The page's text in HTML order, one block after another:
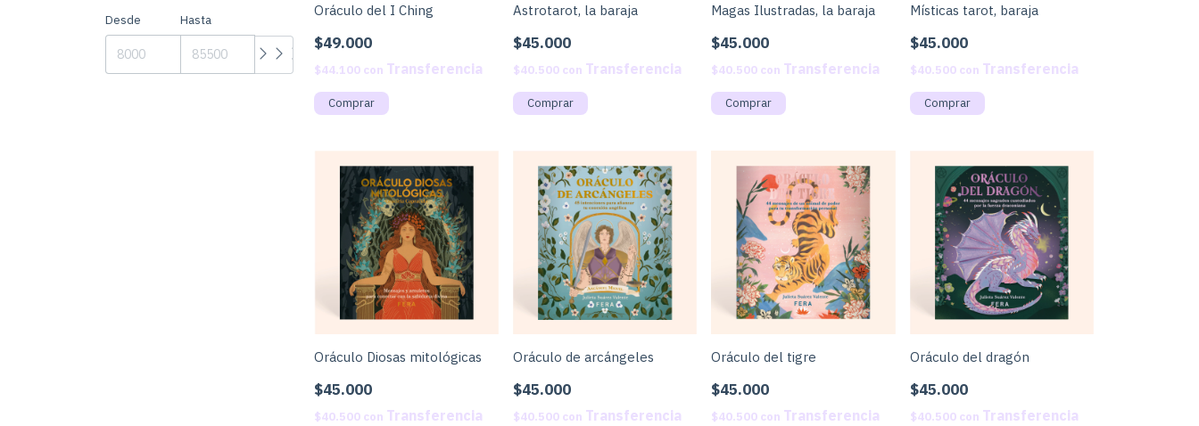
Desde
Hasta
Oráculo del I Ching
$49.000
$44.100 con
Astrotarot, la baraja
$45.000
$40.500 con
Magas Ilustradas, la baraja
$45.000
$40.500 con
Místicas tarot, baraja
$45.000
$40.500 con
Oráculo Diosas mitológicas
$45.000
$40.500 con
Oráculo de arcángeles
$45.000
$40.500 con
Oráculo del tigre
$45.000
$40.500 con
Oráculo del dragón
$45.000
$40.500 con